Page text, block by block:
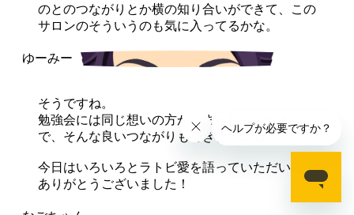
のとのつながりとか横の知り合いができて、この
サロンのそういうのも気に入ってるかな。
そうですね。
勉強会には同じ想いの方が集まったりもするの
で、そんな良いつながりもできますよね。
今日はいろいろとラトビ愛を語っていただいて、
ありがとうございました！